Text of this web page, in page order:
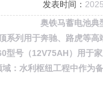
发表时间：
奥铁马蓄电池典
系列用于奔驰、路虎等
型号（12V75AH）用于
域‌：水利枢纽工程中作为